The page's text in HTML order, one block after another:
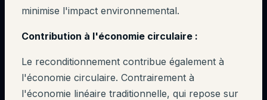
minimise l'impact environnemental.
Contribution à l'économie circulaire :
Le reconditionnement contribue également à
l'économie circulaire. Contrairement à
l'économie linéaire traditionnelle, qui repose sur